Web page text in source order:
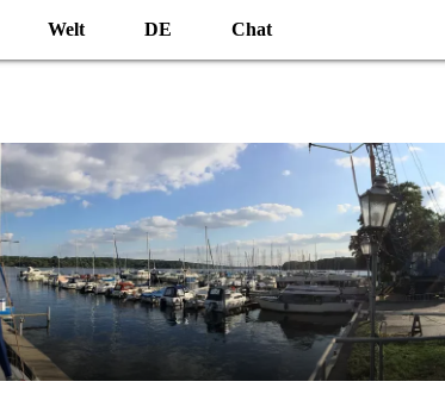
Welt DE Chat